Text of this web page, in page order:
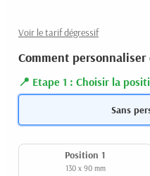
Voir le tarif dégressif
Comment
Etape 1 : Choisir la
Sans
Position 1
130 x 90 mm